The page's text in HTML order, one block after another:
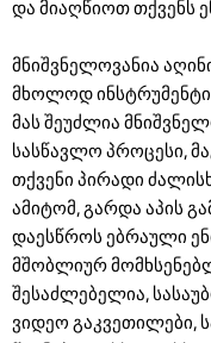
და მიაღწიოთ თქვენს
მნიშვნელოვანია
მხოლოდ
მას შეუძლია
სასწავლო პროცესი,
თქვენი პირადი
ამიტომ, გარდა აპის
დაესწროს ებრაული
მშობლიურ
შესაძლებელია,
ვიდეო გაკვეთილები,